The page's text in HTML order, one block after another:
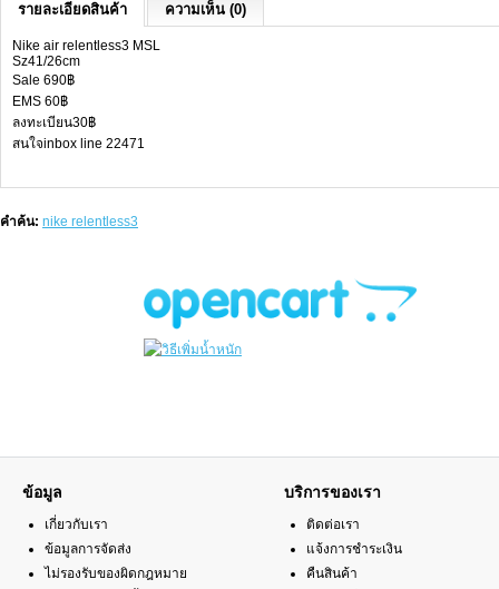
รายละเอียดสินค้า ความเห็น (0)
Nike air relentless3 MSL
Sz41/26cm
Sale 690฿
EMS 60฿
ลงทะเบียน30฿
สนใจinbox line 22471
คำค้น: nike relentless3
ข้อมูล
เกี่ยวกับเรา
ข้อมูลการจัดส่ง
ไม่รองรับของผิดกฎหมาย
บริการของเรา
ติดต่อเรา
แจ้งการชำระเงิน
คืนสินค้า